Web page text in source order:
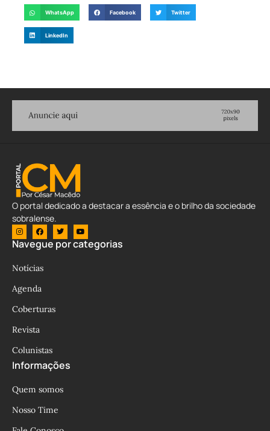
WhatsApp Facebook Twitter
LinkedIn
O portal dedicado a destacar a essência e o brilho da sociedade
sobralense.
Navegue por categorias
Notícias
Agenda
Coberturas
Revista
Colunistas
Informações
Quem somos
Nosso Time